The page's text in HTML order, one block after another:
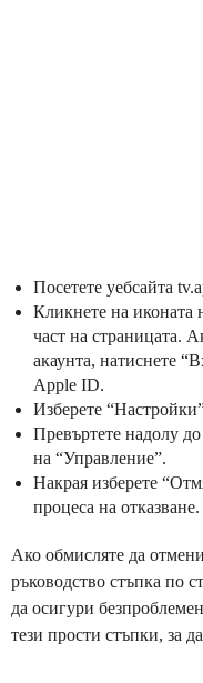
Посетете уебсайта
Кликнете на иконата
част на страницата.
акаунта, натиснете
Apple ID.
Изберете
Превъртете надолу
на “Управление”.
Накрая изберете
процеса на отказване.
Ако обмисляте да
ръководство стъпка по
да осигури
тези прости стъпки, за